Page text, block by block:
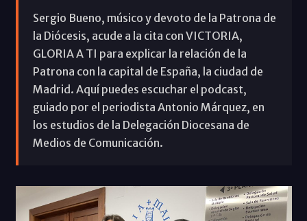
Sergio Bueno, músico y devoto de la Patrona de
la Diócesis, acude a la cita con VICTORIA,
GLORIA A TI para explicar la relación de la
Patrona con la capital de España, la ciudad de
Madrid. Aquí puedes escuchar el podcast,
guiado por el periodista Antonio Márquez, en
los estudios de la Delegación Diocesana de
Medios de Comunicación.